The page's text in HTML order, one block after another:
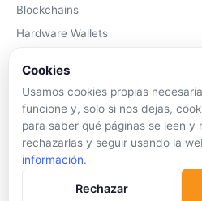
Blockchains
Hardware Wallets
Gastar Criptomonedas
APRENDER
Qué son las Criptos
Cómo Comprar
Cookies
Usamos cookies propias
funcione y, solo si nos dejas,
para saber qué páginas se leen y
rechazarlas y seguir usando la
información.
Rechazar